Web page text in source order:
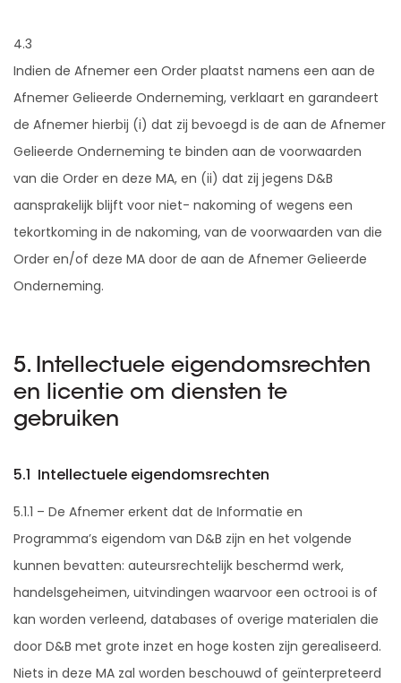
4.3
Indien de Afnemer een Order plaatst namens een aan de
Afnemer Gelieerde Onderneming, verklaart en garandeert
de Afnemer hierbij (i) dat zij bevoegd is de aan de Afnemer
Gelieerde Onderneming te binden aan de voorwaarden
van die Order en deze MA, en (ii) dat zij jegens D&B
aansprakelijk blijft voor niet- nakoming of wegens een
tekortkoming in de nakoming, van de voorwaarden van die
Order en/of deze MA door de aan de Afnemer Gelieerde
Onderneming.
5. Intellectuele eigendomsrechten
en licentie om diensten te
gebruiken
5.1 Intellectuele eigendomsrechten
5.1.1 – De Afnemer erkent dat de Informatie en
Programma’s eigendom van D&B zijn en het volgende
kunnen bevatten: auteursrechtelijk beschermd werk,
handelsgeheimen, uitvindingen waarvoor een octrooi is of
kan worden verleend, databases of overige materialen die
door D&B met grote inzet en hoge kosten zijn gerealiseerd.
Niets in deze MA zal worden beschouwd of geïnterpreteerd